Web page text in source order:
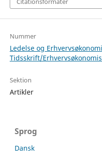
Nummer
Ledelse og
Tidsskrift/
Sektion
Artikler
Sprog
Dansk